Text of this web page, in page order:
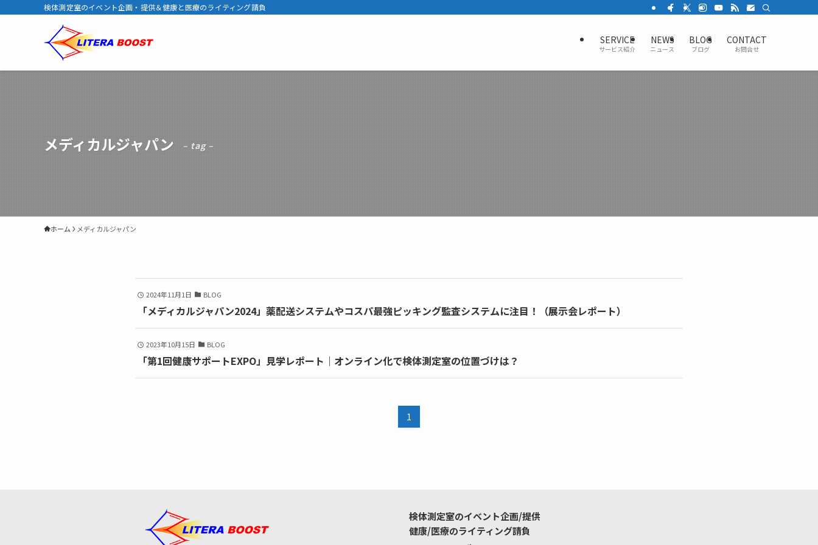
検体測定室のイベント企画・提供＆健康と医療のライティング請負
SERVICE
サービス紹介
NEWS
ニュース
BLOG
ブログ
CONTACT
お問合せ
メディカルジャパン – tag –
ホーム メディカルジャパン
2024年11月1日 BLOG
「メディカルジャパン2024」薬配送システムやコスパ最強ピッキング監査システムに注目！（展示会レポート）
2023年10月15日 BLOG
「第1回健康サポートEXPO」見学レポート｜オンライン化で検体測定室の位置づけは？
1
検体測定室のイベント企画/提供
健康/医療のライティング請負